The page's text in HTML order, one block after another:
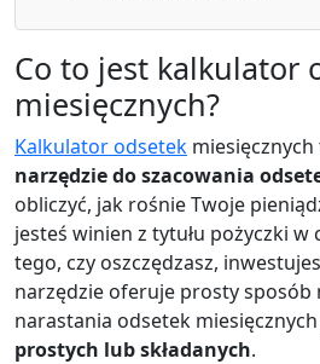
Co to jest kalkulator
miesięcznych?
Kalkulator odsetek
narzędzie do szacowania
obliczyć, jak rośnie Twoje
jesteś winien z tytułu pożyczki w
tego, czy oszczędzasz,
narzędzie oferuje prosty sposób
narastania odsetek
prostych lub składanych.